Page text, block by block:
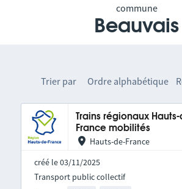
commune
Beauvais
Trier par Ordre alphabétique
Trains régionaux
France mobilités
Hauts-de-France
créé le 03/11/2025
Transport public collectif